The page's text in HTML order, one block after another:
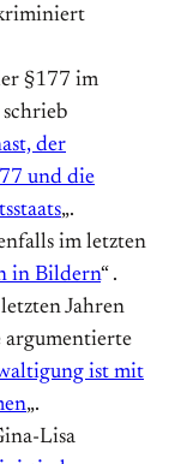
§177 im
der
und die
„.
im letzten
in Bildern“ .
Jahren
argumentierte
ist mit
„.
Lisa